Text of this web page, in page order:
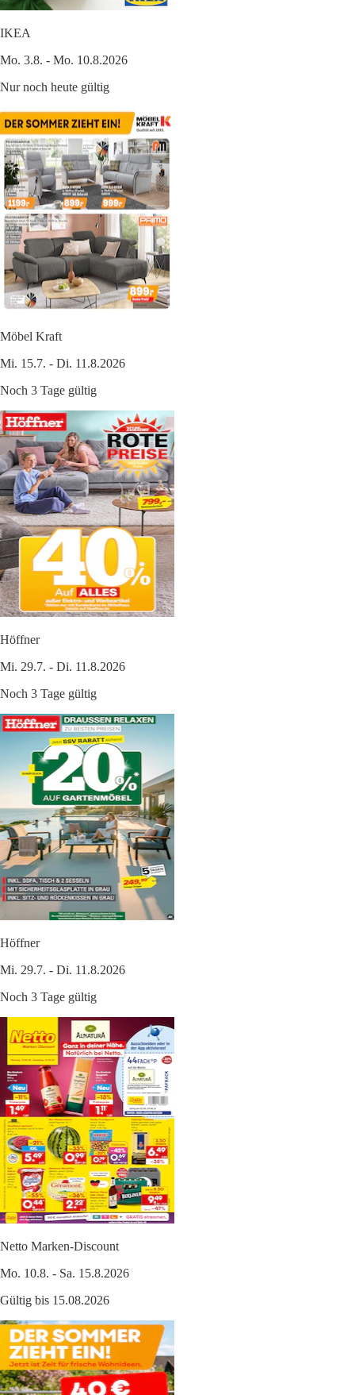
IKEA
Mo. 3.8. - Mo. 10.8.2026
Nur noch heute gültig
Möbel Kraft
Mi. 15.7. - Di. 11.8.2026
Noch 3 Tage gültig
Höffner
Mi. 29.7. - Di. 11.8.2026
Noch 3 Tage gültig
Höffner
Mi. 29.7. - Di. 11.8.2026
Noch 3 Tage gültig
Netto Marken-Discount
Mo. 10.8. - Sa. 15.8.2026
Gültig bis 15.08.2026